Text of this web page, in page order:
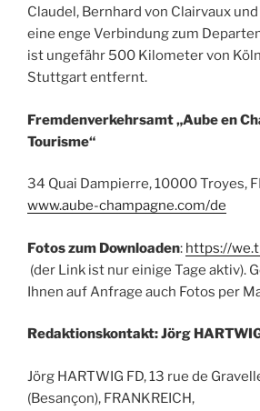
Claudel, Bernhard von Clairvaux
eine enge Verbindung zum
ist ungefähr 500 Kilometer von
Stuttgart entfernt.
Fremdenverkehrsamt „Aube en
Tourisme“
34 Quai Dampierre, 10000 Troyes,
www.aube-champagne.com/de
Fotos zum Downloaden: https://
(der Link ist nur einige Tage aktiv).
Ihnen auf Anfrage auch Fotos per
Redaktionskontakt: Jörg
Jörg HARTWIG FD, 13 rue de
(Besançon), FRANKREICH,